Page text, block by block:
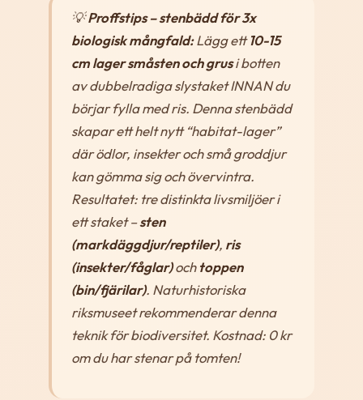
💡Proffstips – stenbädd för 3x
biologisk mångfald:Lägg ett10-15
cm lager småsten och grusi botten
av dubbelradiga slystaket INNAN du
börjar fylla med ris. Denna stenbädd
skapar ett helt nytt “habitat-lager”
där ödlor, insekter och små groddjur
kan gömma sig och övervintra.
Resultatet: tre distinkta livsmiljöer i
ett staket –sten
(markdäggdjur/reptiler), ris
(insekter/fåglar)ochtoppen
(bin/fjärilar). Naturhistoriska
riksmuseet rekommenderar denna
teknik för biodiversitet. Kostnad: 0 kr
om du har stenar på tomten!